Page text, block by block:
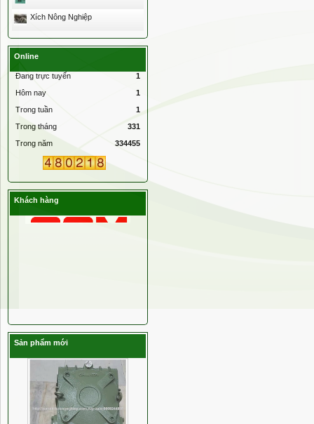
Xích Nông Nghiệp
Online
Đang trực tuyến
1
Hôm nay
1
Trong tuần
1
Trong tháng
331
Trong năm
334455
Khách hàng
Sản phẩm mới